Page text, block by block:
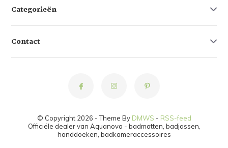
Categorieën
Contact
© Copyright 2026 - Theme By DMWS - RSS-feed
Officiële dealer van Aquanova - badmatten, badjassen,
handdoeken, badkameraccessoires